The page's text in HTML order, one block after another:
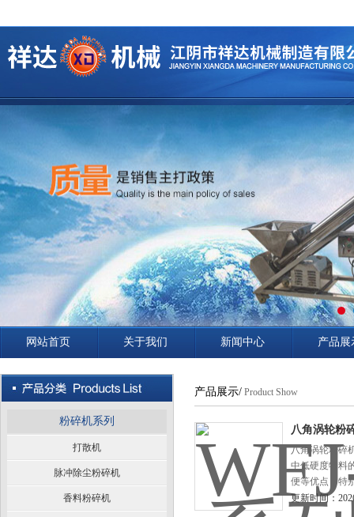
网站首页 关于我们 新闻中心 产品展
粉碎机系列
打散机
脉冲除尘粉碎机
香料粉碎机
产品展示/ Product Show
八角涡轮粉
八角涡轮粉碎
中低硬度物料
便等优点，特
更新时间：